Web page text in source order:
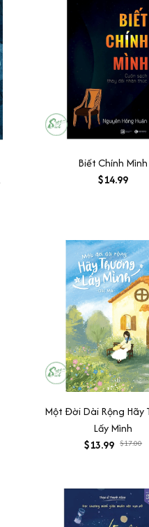
Biết Chính Mình
$14.99
Một Đời Dài Rộng Hãy
Lấy Mình
$13.99 $17.00